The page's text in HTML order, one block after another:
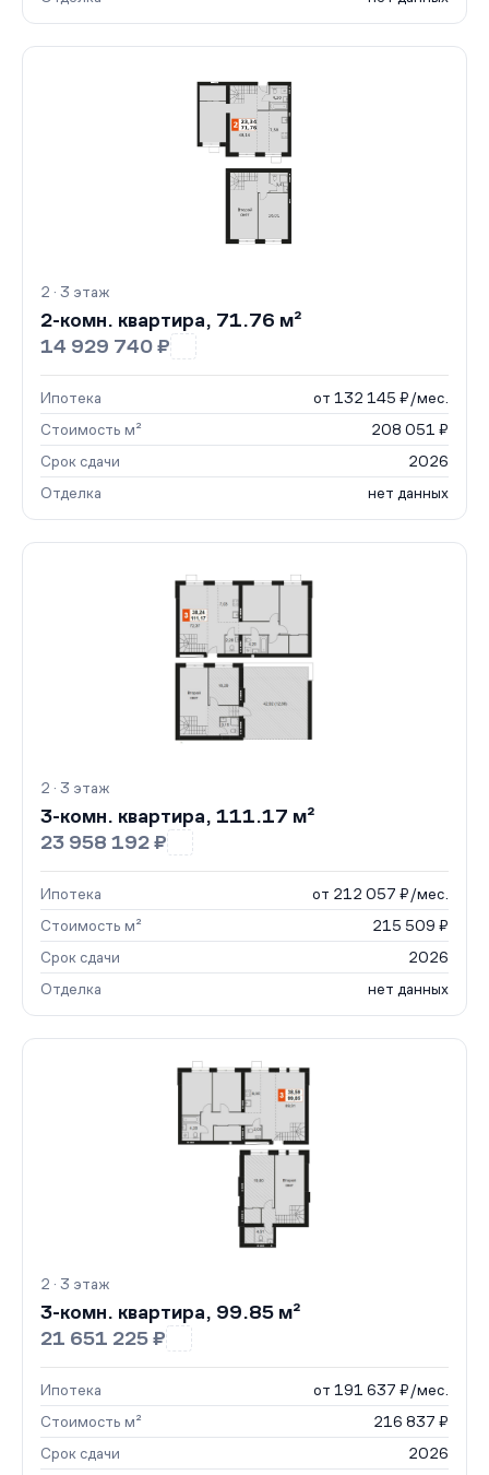
2 · 3 этаж
2-комн. квартира, 71.76 м²
14 929 740 ₽
Ипотека
от 132 145 ₽/мес.
Стоимость м²
208 051 ₽
Срок сдачи
2026
Отделка
нет данных
2 · 3 этаж
3-комн. квартира, 111.17 м²
23 958 192 ₽
Ипотека
от 212 057 ₽/мес.
Стоимость м²
215 509 ₽
Срок сдачи
2026
Отделка
нет данных
2 · 3 этаж
3-комн. квартира, 99.85 м²
21 651 225 ₽
Ипотека
от 191 637 ₽/мес.
Стоимость м²
216 837 ₽
Срок сдачи
2026